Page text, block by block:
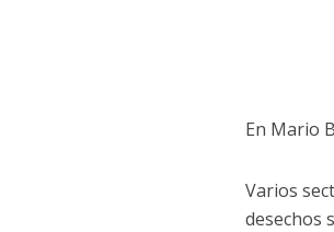
En Mario
Varios
desechos